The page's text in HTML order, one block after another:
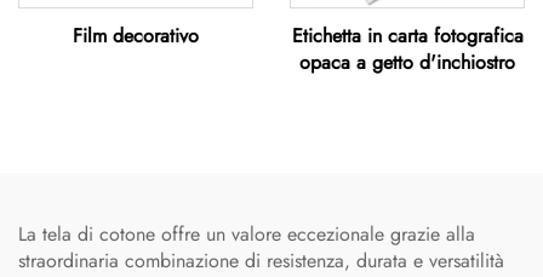
Film decorativo
Etichetta in carta fotografica
opaca a getto d'inchiostro
La tela di cotone offre un valore eccezionale grazie alla
straordinaria combinazione di resistenza, durata e versatilità